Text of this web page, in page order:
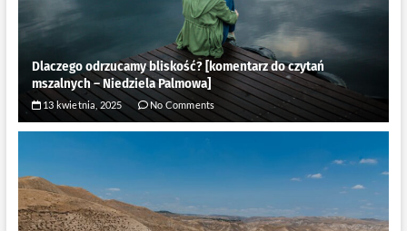
Dlaczego odrzucamy bliskość? [komentarz do czytań
mszalnych – Niedziela Palmowa]
13 kwietnia, 2025 No Comments